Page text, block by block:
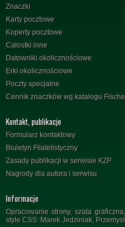
Znaczki
Karty pocztowe
Koperty pocztowe
Całostki inne
Datowniki okolicznościowe
Erki okolicznościowe
Poczty specjalne
Cennik znaczków wg katalogu
Kontakt, publikacje
Formularz kontaktowy
Biuletyn Filatelistyczny
Zasady publikacji w serwisie KZP
Nagrody dla autora i serwisu
Informacje
Opracowanie strony, szata
style CSS: Marek Jedziniak,